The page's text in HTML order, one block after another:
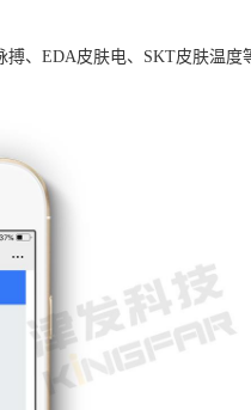
、EDA皮肤电、SKT皮肤温